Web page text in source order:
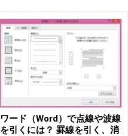
ワード（Word）で点線や波線
を引くには？ 罫線を引く、消